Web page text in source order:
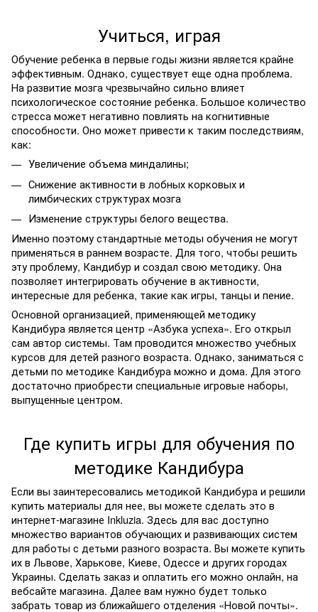
Учиться, играя
Обучение ребенка в первые годы жизни является крайне
эффективным. Однако, существует еще одна проблема.
На развитие мозга чрезвычайно сильно влияет
психологическое состояние ребенка. Большое количество
стресса может негативно повлиять на когнитивные
способности. Оно может привести к таким последствиям,
как:
Увеличение объема миндалины;
Снижение активности в лобных корковых и
лимбических структурах мозга
Изменение структуры белого вещества.
Именно поэтому стандартные методы обучения не могут
применяться в раннем возрасте. Для того, чтобы решить
эту проблему, Кандибур и создал свою методику. Она
позволяет интегрировать обучение в активности,
интересные для ребенка, такие как игры, танцы и пение.
Основной организацией, применяющей методику
Кандибура является центр «Азбука успеха». Его открыл
сам автор системы. Там проводится множество учебных
курсов для детей разного возраста. Однако, заниматься с
детьми по методике Кандибура можно и дома. Для этого
достаточно приобрести специальные игровые наборы,
выпущенные центром.
Где купить игры для обучения по
методике Кандибура
Если вы заинтересовались методикой Кандибура и решили
купить материалы для нее, вы можете сделать это в
интернет-магазине Inkluzia. Здесь для вас доступно
множество вариантов обучающих и развивающих систем
для работы с детьми разного возраста. Вы можете купить
их в Львове, Харькове, Киеве, Одессе и других городах
Украины. Сделать заказ и оплатить его можно онлайн, на
вебсайте магазина. Далее вам нужно будет только
забрать товар из ближайшего отделения «Новой почты».